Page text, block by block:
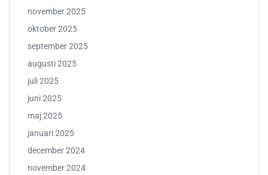
november 2025
oktober 2025
september 2025
augusti 2025
juli 2025
juni 2025
maj 2025
januari 2025
december 2024
november 2024